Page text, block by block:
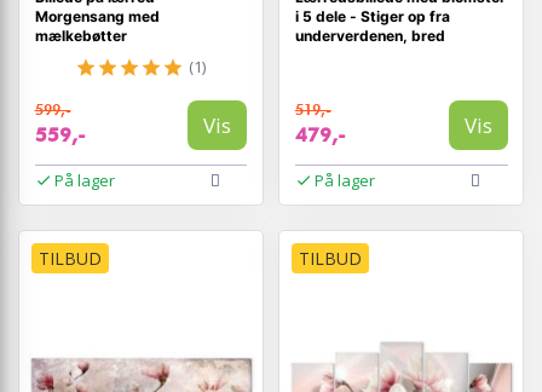
Morgensang med
mælkebøtter
(1)
599,-
559,- Vis
På lager
i 5 dele - Stiger op fra
underverdenen, bred
519,-
479,- Vis
På lager
TILBUD TILBUD